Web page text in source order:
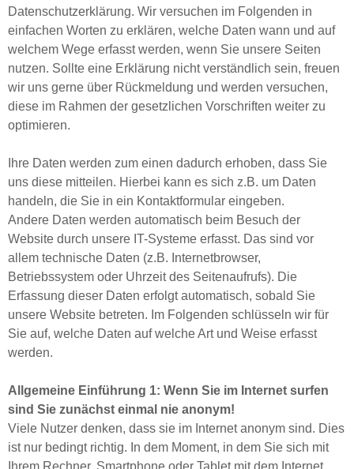
Datenschutzerklärung. Wir versuchen im Folgenden in
einfachen Worten zu erklären, welche Daten wann und auf
welchem Wege erfasst werden, wenn Sie unsere Seiten
nutzen. Sollte eine Erklärung nicht verständlich sein, freuen
wir uns gerne über Rückmeldung und werden versuchen,
diese im Rahmen der gesetzlichen Vorschriften weiter zu
optimieren.
Ihre Daten werden zum einen dadurch erhoben, dass Sie
uns diese mitteilen. Hierbei kann es sich z.B. um Daten
handeln, die Sie in ein Kontaktformular eingeben.
Andere Daten werden automatisch beim Besuch der
Website durch unsere IT-Systeme erfasst. Das sind vor
allem technische Daten (z.B. Internetbrowser,
Betriebssystem oder Uhrzeit des Seitenaufrufs). Die
Erfassung dieser Daten erfolgt automatisch, sobald Sie
unsere Website betreten. Im Folgenden schlüsseln wir für
Sie auf, welche Daten auf welche Art und Weise erfasst
werden.
Allgemeine Einführung 1: Wenn Sie im Internet surfen
sind Sie zunächst einmal nie anonym!
Viele Nutzer denken, dass sie im Internet anonym sind. Dies
ist nur bedingt richtig. In dem Moment, in dem Sie sich mit
Ihrem Rechner, Smartphone oder Tablet mit dem Internet